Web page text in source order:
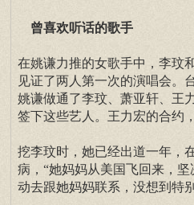
曾喜欢听话的歌手
在姚谦力推的女歌手中，李玟
见证了两人第一次的演唱会。
姚谦做通了李玟、萧亚轩、王
签下这些艺人。王力宏的合约
挖李玟时，她已经出道一年，
病，“她妈妈从美国飞回来，
动去跟她妈妈联系，没想到特